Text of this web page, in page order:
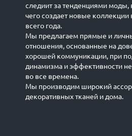
следиит за тенденциями моды,
чего создает новые коллекции
всего года.
Мы предлагаем прямые и
отношения, основанные на
хорошей коммуникации, при
динамизма и эффективности
во все времена.
Мы производим широкий
декоративных тканей и дома.